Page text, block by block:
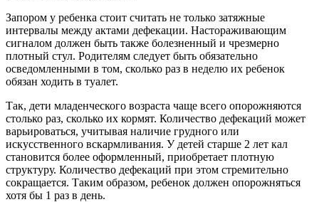
Запором у ребенка стоит считать не только затяжные
интервалы между актами дефекации. Настораживающим
сигналом должен быть также болезненный и чрезмерно
плотный стул. Родителям следует быть обязательно
осведомленными в том, сколько раз в неделю их ребенок
обязан ходить в туалет.
Так, дети младенческого возраста чаще всего опорожняются
столько раз, сколько их кормят. Количество дефекаций может
варьироваться, учитывая наличие грудного или
искусственного вскармливания. У детей старше 2 лет кал
становится более оформленный, приобретает плотную
структуру. Количество дефекаций при этом стремительно
сокращается. Таким образом, ребенок должен опорожняться
хотя бы 1 раз в день.